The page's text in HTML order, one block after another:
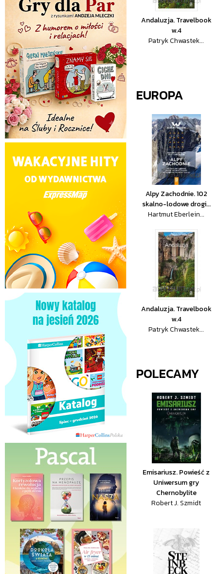
Andaluzja. Travelbook
w.4
Patryk Chwastek...
EUROPA
Alpy Zachodnie. 102
skalno-lodowe drogi...
Hartmut Eberlein...
Andaluzja. Travelbook
w.4
Patryk Chwastek...
POLECAMY
Emisariusz. Powieść z
Uniwersum gry
Chernobylite
Robert J. Szmidt